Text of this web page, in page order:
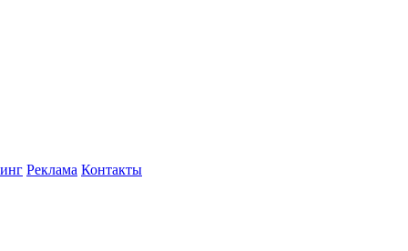
Реклама Контакты